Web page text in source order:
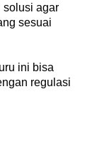
solusi agar
sesuai
ini bisa
regulasi